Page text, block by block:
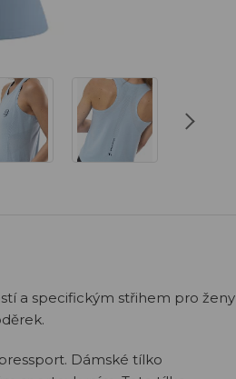
a specifickým střihem pro ženy
Dámské tílko